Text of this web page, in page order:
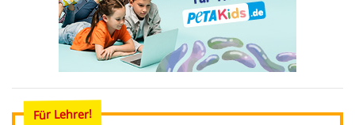
Für Lehrer!